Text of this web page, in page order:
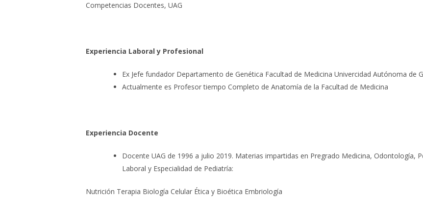
Competencias Docentes, UAG
Experiencia Laboral y Profesional
Ex Jefe fundador Departamento de Genética Facultad de Medicina Univercidad Autónoma de
Actualmente es Profesor tiempo Completo de Anatomía de la Facultad de Medicina
Experiencia Docente
Docente UAG de 1996 a julio 2019. Materias impartidas en Pregrado Medicina, Odontología,
Laboral y Especialidad de Pediatría:
Nutrición Terapia Biología Celular Ética y Bioética Embriología